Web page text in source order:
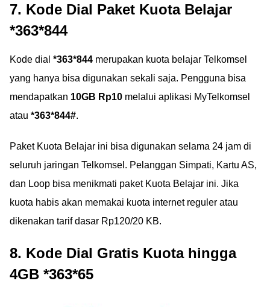
7. Kode Dial Paket Kuota Belajar
*363*844
Kode dial *363*844 merupakan kuota belajar Telkomsel
yang hanya bisa digunakan sekali saja. Pengguna bisa
mendapatkan 10GB Rp10 melalui aplikasi MyTelkomsel
atau *363*844#.
Paket Kuota Belajar ini bisa digunakan selama 24 jam di
seluruh jaringan Telkomsel. Pelanggan Simpati, Kartu AS,
dan Loop bisa menikmati paket Kuota Belajar ini. Jika
kuota habis akan memakai kuota internet reguler atau
dikenakan tarif dasar Rp120/20 KB.
8. Kode Dial Gratis Kuota hingga
4GB *363*65